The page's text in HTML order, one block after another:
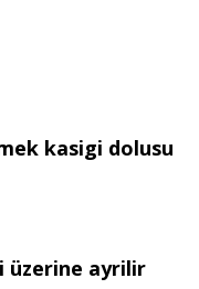
kasigi dolusu
üzerine ayrilir